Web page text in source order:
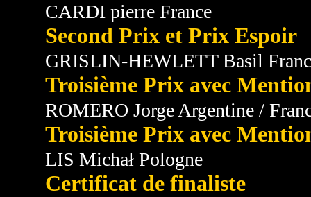
CARDI pierre France
Second Prix et Prix Espoir
GRISLIN-HEWLETT Basil
Troisième Prix avec
ROMERO Jorge Argentine /
Troisième Prix avec
LIS Michał Pologne
Certificat de finaliste